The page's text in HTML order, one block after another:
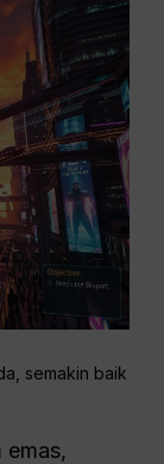
semakin baik
emas,